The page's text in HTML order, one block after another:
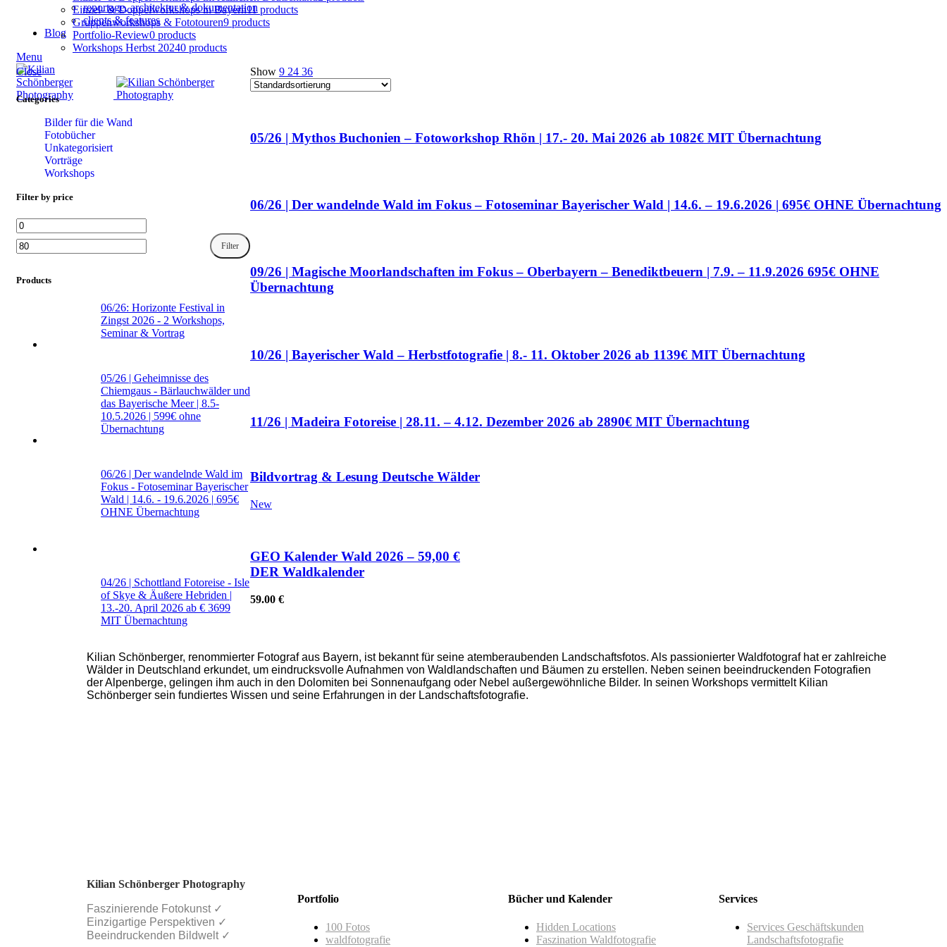
reportage, architektur & dokumentation
clients & features
Blog
Menu
Einzel- & Doppelworkshops in Bayern11 products
Gruppenworkshops & Fototouren9 products
Portfolio-Review0 products
Workshops Herbst 20240 products
Close
Categories
Bilder für die Wand
Fotobücher
Unkategorisiert
Vorträge
Workshops
Filter by price
Min. Preis
Max. Preis
Filter
Products
06/26: Horizonte Festival in
Zingst 2026 - 2 Workshops,
Seminar & Vortrag
05/26 | Geheimnisse des
Chiemgaus - Bärlauchwälder und
das Bayerische Meer | 8.5-
10.5.2026 | 599€ ohne
Übernachtung
06/26 | Der wandelnde Wald im
Fokus - Fotoseminar Bayerischer
Wald | 14.6. - 19.6.2026 | 695€
OHNE Übernachtung
04/26 | Schottland Fotoreise - Isle
of Skye & Äußere Hebriden |
13.-20. April 2026 ab € 3699
MIT Übernachtung
THE WOODS: Einzigartiger
Kosmos - Ewiger Kreislauf
80,00 €
Der ungewöhnliche Wald
Show 9 24 36
05/26 | Mythos Buchonien – Fotoworkshop Rhön | 17.- 20. Mai 2026 ab 1082€ MIT Übernachtung
06/26 | Der wandelnde Wald im Fokus – Fotoseminar Bayerischer Wald | 14.6. – 19.6.2026 | 695€ OHNE Übernachtung
09/26 | Magische Moorlandschaften im Fokus – Oberbayern – Benediktbeuern | 7.9. – 11.9.2026 695€ OHNE
Übernachtung
10/26 | Bayerischer Wald – Herbstfotografie | 8.- 11. Oktober 2026 ab 1139€ MIT Übernachtung
11/26 | Madeira Fotoreise | 28.11. – 4.12. Dezember 2026 ab 2890€ MIT Übernachtung
Bildvortrag & Lesung Deutsche Wälder
New
GEO Kalender Wald 2026 – 59,00 €
DER Waldkalender
59.00 €
Lockruf der Einsamkeit– 49,00 €
Caspar David Friedrich x Kilian Schönberger
49.00€
Kilian Schönberger, renommierter Fotograf aus Bayern, ist bekannt für seine atemberaubenden Landschaftsfotos. Als passionierter Waldfotograf hat er zahlreiche
Wälder in Deutschland erkundet, um eindrucksvolle Aufnahmen von Waldlandschaften und Bäumen zu erstellen. Neben seinen beeindruckenden Fotografien
der Alpenberge, gelingen ihm auch in den Dolomiten bei Sonnenaufgang oder Nebel außergewöhnliche Bilder. In seinen Workshops vermittelt Kilian
Schönberger sein fundiertes Wissen und seine Erfahrungen in der Landschaftsfotografie.
Kilian Schönberger Photography
Faszinierende Fotokunst ✓
Einzigartige Perspektiven ✓
Beeindruckenden Bildwelt ✓
Portfolio
100 Fotos
waldfotografie
Bücher und Kalender
Hidden Locations
Faszination Waldfotografie
Services
Services Geschäftskunden
Landschaftsfotografie
Bilder kaufen
druckmaterialien
weitere kaufoptionen
Reportage, Architektur & Dokumentationen
Services Geschäftskunden Landschaftsfotografie